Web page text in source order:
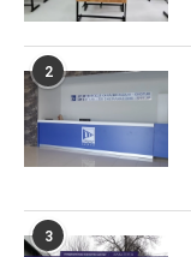
2
3